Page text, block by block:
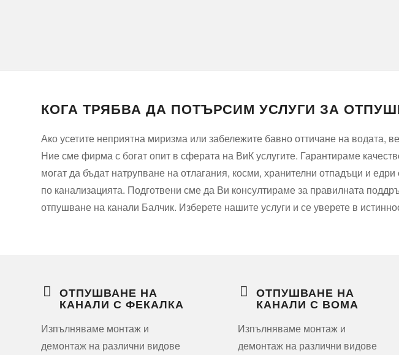
КОГА ТРЯБВА ДА ПОТЪРСИМ УСЛУГИ ЗА
Ако усетите неприятна миризма или забележите бавно оттичане на водата,
Ние сме фирма с богат опит в сферата на ВиК услугите. Гарантираме
могат да бъдат натрупване на отлагания, косми, хранителни отпадъци и
по канализацията. Подготвени сме да Ви консултираме за правилната
отпушване на канали Балчик. Изберете нашите услуги и се уверете в
ОТПУШВАНЕ НА
КАНАЛИ С ФЕКАЛКА
Изпълняваме монтаж и
демонтаж на различни видове
ОТПУШВАНЕ НА
КАНАЛИ С ВОМА
Изпълняваме монтаж и
демонтаж на различни видове